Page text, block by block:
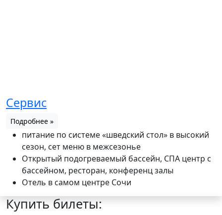
Сервис
Подробнее »
питание по системе «шведский стол» в высокий
сезон, сет меню в межсезонье
Открытый подогреваемый бассейн, СПА центр с
бассейном, ресторан, конференц залы
Отель в самом центре Сочи
Купить билеты: